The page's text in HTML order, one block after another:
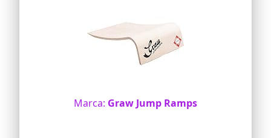
Marca: Graw Jump Ramps